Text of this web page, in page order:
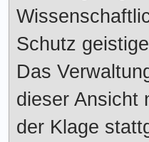
Schutz
Das
dieser Ansicht
der Klage